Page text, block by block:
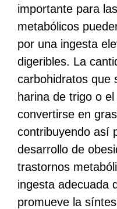
importante para
metabólicos
por una ingesta
digeribles. La
carbohidratos que
harina de trigo o
convertirse en
contribuyendo así
desarrollo de
trastornos
ingesta adecuada
promueve la